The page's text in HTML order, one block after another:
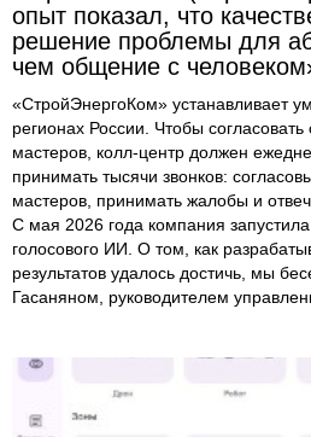
опыт показал, что
решение проблемы для
чем общение с
«СтройЭнергоКом» устанавливает
регионах России. Чтобы
мастеров, колл-центр должен
принимать тысячи звонков:
мастеров, принимать жалобы и
С мая 2026 года компания
голосового ИИ. О том, как
результатов удалось достичь, мы
Гасаняном, руководителем